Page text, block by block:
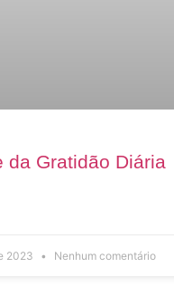
da Gratidão Diária
2023 Nenhum comentário